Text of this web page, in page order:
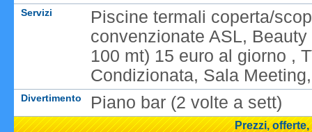
Servizi
Piscine termali coperta/
convenzionate ASL,
100 mt) 15 euro al giorno ,
Condizionata, Sala
Divertimento Piano bar (2 volte a sett)
Prezzi,